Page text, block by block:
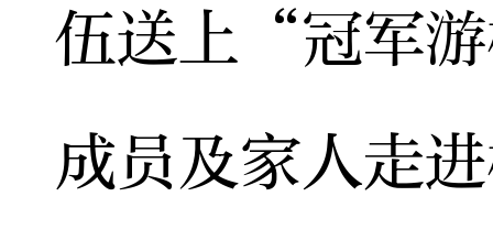
伍送上“冠军
成员及家人走